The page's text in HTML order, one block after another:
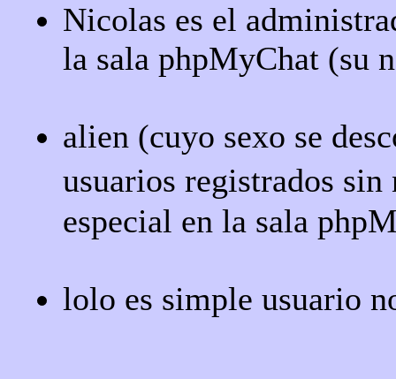
Nicolas es el
la sala phpMyChat (su
alien (cuyo sexo se
usuarios registrados
especial en la sala
lolo es simple usuario